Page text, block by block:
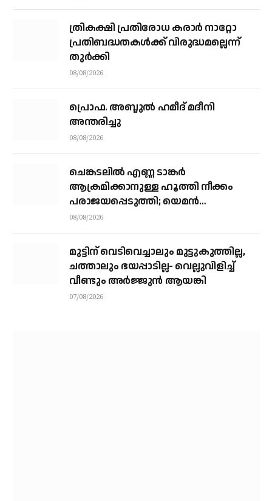
ത്രികക്ഷി പ്രതിരോധ കരാര്‍ നാറ്റോ
പ്രതിബദ്ധതകള്‍ക്ക് വിരുദ്ധമല്ലെന്ന്
തുര്‍ക്കി
08/08/2026
പ്രൊഫ. അബ്ദുൽ ഹമീദ് മദീനി
അന്തരിച്ചു
08/08/2026
ചെങ്കടലില്‍ എണ്ണ ടാങ്കര്‍
ആക്രമിക്കാനുള്ള ഹൂത്തി നീക്കം
പരാജയപ്പെടുത്തി; യെമൻ
സംഘർഷത്തിലേക്ക് നീങ്ങുന്നുവെന്ന്
08/08/2026
മുട്ടിന് വെടിവെച്ചാലും മുട്ടുകുത്തില്ല,
ചത്താലും ഭയപ്പാടില്ല- വെല്ലുവിളിച്ച്
വീണ്ടും അർജ്ജുൻ ആയങ്കി
07/08/2026